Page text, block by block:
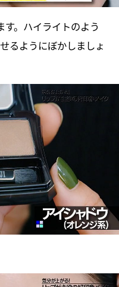
。ハイライトのよう
るようにぼかしましょ